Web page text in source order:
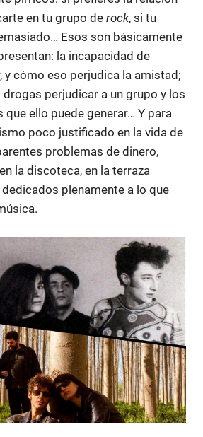
en tu grupo de rock, si tu
Esos son básicamente
la incapacidad de
y cómo eso perjudica la amistad;
perjudicar a un grupo y los
ello puede generar… Y para
poco justificado en la vida de
problemas de dinero,
la discoteca, en la terraza
plenamente a lo que